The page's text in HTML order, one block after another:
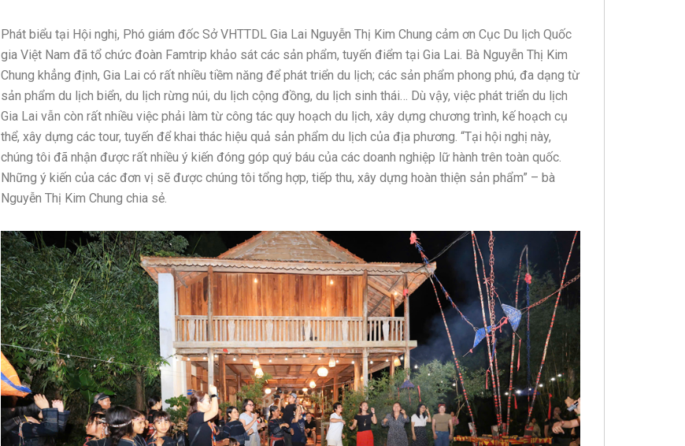
Phát biểu tại Hội nghị, Phó giám đốc Sở VHTTDL Gia Lai Nguyễn Thị Kim Chung cảm ơn Cục Du lịch Quốc
gia Việt Nam đã tổ chức đoàn Famtrip khảo sát các sản phẩm, tuyến điểm tại Gia Lai. Bà Nguyễn Thị Kim
Chung khẳng định, Gia Lai có rất nhiều tiềm năng để phát triển du lịch; các sản phẩm phong phú, đa dạng từ
sản phẩm du lịch biển, du lịch rừng núi, du lịch cộng đồng, du lịch sinh thái… Dù vậy, việc phát triển du lịch
Gia Lai vẫn còn rất nhiều việc phải làm từ công tác quy hoạch du lịch, xây dựng chương trình, kế hoạch cụ
thể, xây dựng các tour, tuyến để khai thác hiệu quả sản phẩm du lịch của địa phương. “Tại hội nghị này,
chúng tôi đã nhận được rất nhiều ý kiến đóng góp quý báu của các doanh nghiệp lữ hành trên toàn quốc.
Những ý kiến của các đơn vị sẽ được chúng tôi tổng hợp, tiếp thu, xây dựng hoàn thiện sản phẩm” – bà
Nguyễn Thị Kim Chung chia sẻ.